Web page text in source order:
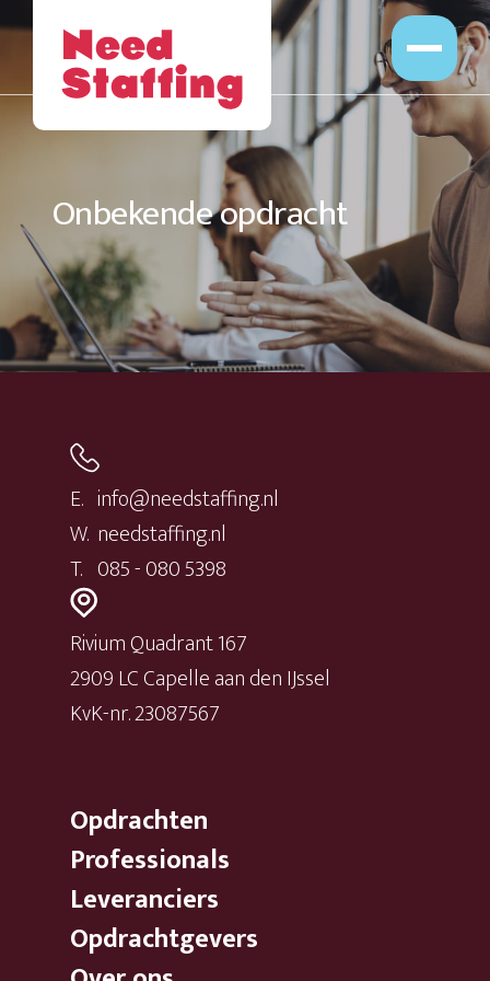
Opdrachten
Professionals
Leveranciers
Opdrachtgevers
Over Ons
Werken bij
Onbekende opdracht
E. info@needstaffing.nl
W. needstaffing.nl
T. 085 - 080 5398
Rivium Quadrant 167
2909 LC Capelle aan den IJssel
KvK-nr. 23087567
Opdrachten
Professionals
Leveranciers
Opdrachtgevers